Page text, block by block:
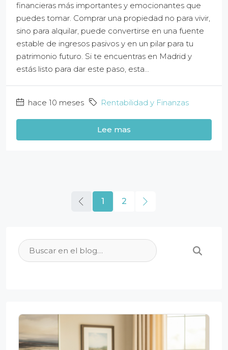
financieras más importantes y emocionantes que
puedes tomar. Comprar una propiedad no para vivir,
sino para alquilar, puede convertirse en una fuente
estable de ingresos pasivos y en un pilar para tu
patrimonio futuro. Si te encuentras en Madrid y
estás listo para dar este paso, esta...
hace 10 meses Rentabilidad y Finanzas
Lee mas
1 2